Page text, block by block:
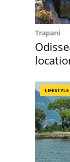
Trapani
LIFESTYLE